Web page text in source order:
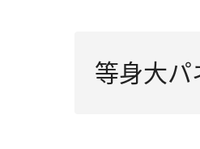
等身大